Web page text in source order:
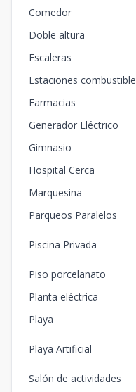
Comedor
Doble altura
Escaleras
Estaciones combustible
Farmacias
Generador Eléctrico
Gimnasio
Hospital Cerca
Marquesina
Parqueos Paralelos
Piscina Privada
Piso porcelanato
Planta eléctrica
Playa
Playa Artificial
Salón de actividades